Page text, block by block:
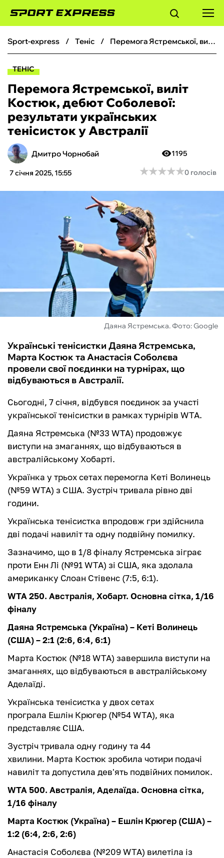
ФУТБОЛ
БОКС
ХОКЕЙ
ТЕНІС
КІБЕРСПОРТ
БУКМЕКЕРИ
sport-express теніс Перемога Ястремської, виліт Костюк, дебют Соболевої: результати українських тенісисток у Австралії
ТЕНІС
Перемога Ястремської, виліт
Костюк, дебют Соболевої:
результати українських
тенісисток у Австралії
Дмитро Чорнобай
7 січня 2025, 15:55
1195
★★★★★
★★★★★0 голосів
Даяна Ястремська. Фото: Google
Українські тенісистки Даяна Ястремська,
Марта Костюк та Анастасія Соболєва
провели свої поєдинки на турнірах, що
відбуваються в Австралії.
Сьогодні, 7 січня, відбувся поєдинок за участі
української тенісистки в рамках турнірів WTA.
Даяна Ястремська (№33 WTA) продовжує
виступи на змаганнях, що відбуваються в
австралійському Хобарті.
Українка у трьох сетах перемогла Кеті Волинець
(№59 WTA) з США. Зустріч тривала рівно дві
години.
Українська тенісистка впродовж гри здійснила
дві подачі навиліт та одну подвійну помилку.
Зазначимо, що в 1/8 фіналу Ястремська зіграє
проти Енн Лі (№91 WTA) зі США, яка здолала
американку Слоан Стівенс (7:5, 6:1).
WTA 250. Австралія, Хобарт. Основна сітка, 1/16
фіналу
Даяна Ястремська (Україна) – Кеті Волинець
(США) – 2:1 (2:6, 6:4, 6:1)
Марта Костюк (№18 WTA) завершила виступи на
змаганнях, що відбуваються в австралійському
Аделаїді.
Українська тенісистка у двох сетах
програла Ешлін Крюгер (№54 WTA), яка
представляє США.
Зустріч тривала одну годину та 44
хвилини. Марта Костюк зробила чотири подачі
навиліт та допустила дев'ять подвійних помилок.
WTA 500. Австралія, Аделаїда. Основна сітка,
1/16 фіналу
Марта Костюк (Україна) – Ешлін Крюгер (США) –
1:2 (6:4, 2:6, 2:6)
Анастасія Соболєва (№209 WTA) вилетіла із